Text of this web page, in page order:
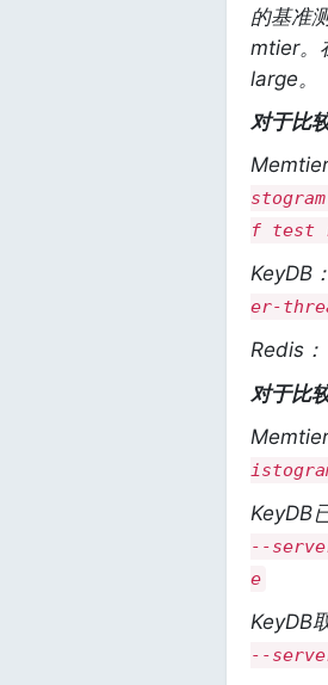
的基准
mtier。
large。
对于比
Memtier
f test
KeyDB：
er-
Redis：
对于比
Memtier
KeyDB
--
e
KeyDB
--